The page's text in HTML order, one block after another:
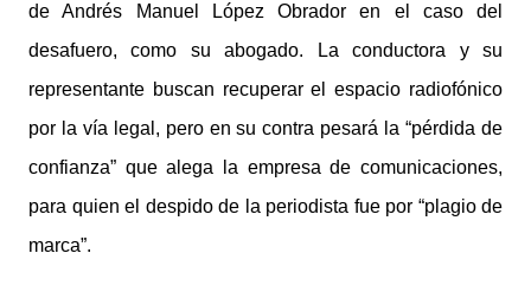
de Andrés Manuel López Obrador en el caso del
desafuero, como su abogado. La conductora y su
representante buscan recuperar el espacio radiofónico
por la vía legal, pero en su contra pesará la “pérdida de
confianza” que alega la empresa de comunicaciones,
para quien el despido de la periodista fue por “plagio de
marca”.